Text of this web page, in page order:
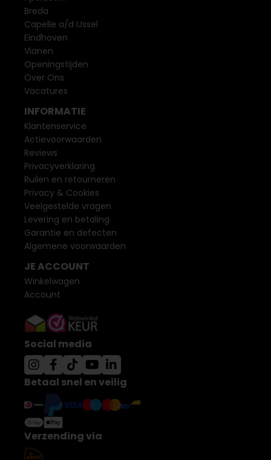
Breda
Capelle a/d IJssel
Eindhoven
Vianen
Openingstijden
Over Ons
Vacatures
INFORMATIE
Klantenservice
Actievoorwaarden
Reviews
Privacyverklaring
Ruilen en retourneren
Privacy & Cookies
Veelgestelde vragen
Levering en betaling
Garantie en defecten
Algemene voorwaarden
JE ACCOUNT
Winkelwagen
Account
Social media
Betaal snel en veilig
Verzending via